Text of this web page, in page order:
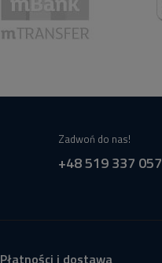
Zadwoń do nas!
+48 519 337 057